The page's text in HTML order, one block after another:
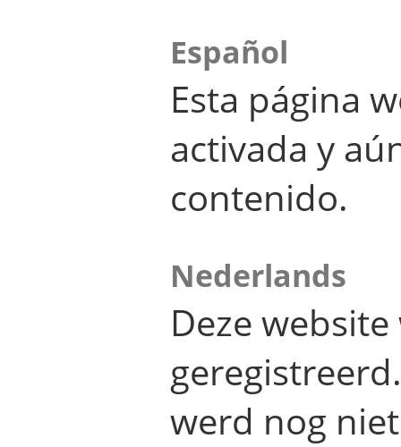
Español
Esta página
activada y
contenido.
Nederlands
Deze
werd nog